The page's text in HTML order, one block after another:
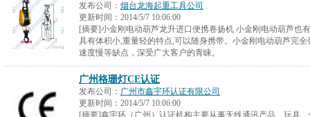
发布公司： 烟台龙海起重工具公司
更新时间： 2014/5/7 10:06:00
[摘要]小金刚电动葫芦龙升进口便携卷扬机 小金刚电动葫芦也
具有体积小,重量轻的特点,可以随身携带。小金刚电动葫芦完
速度慢等缺点，深受广大客户的青睐。
广州格珊灯CE认证
发布公司： 广州市鑫宇环认证有限公司
更新时间： 2014/5/7 10:06:00
[摘要]鑫宇环（广州）认证机构主要从事无线通讯产品、玩具